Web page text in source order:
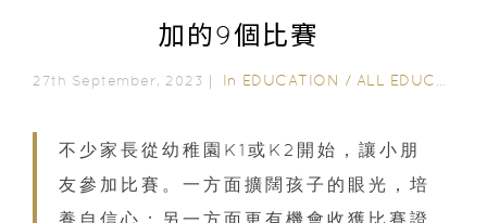
加的9個比賽
27th September, 2023｜ In EDUCATION / ALL EDUCATION
不少家長從幼稚園K1或K2開始，讓小朋
友參加比賽。一方面擴闊孩子的眼光，培
養自信心；另一方面更有機會收獲比賽證